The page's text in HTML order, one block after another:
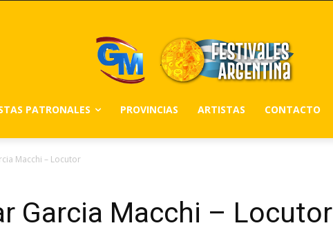
PATRONALES PROVINCIAS ARTISTAS CONTACTO
Macchi – Locutor
Garcia Macchi – Locutor